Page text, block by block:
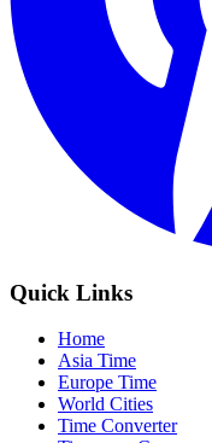
Quick Links
Home
Asia Time
Europe Time
World Cities
Time Converter